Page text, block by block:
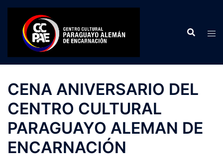
Saltar
contenido
CENA ANIVERSARIO DEL
CENTRO CULTURAL
PARAGUAYO ALEMAN DE
ENCARNACIÓN